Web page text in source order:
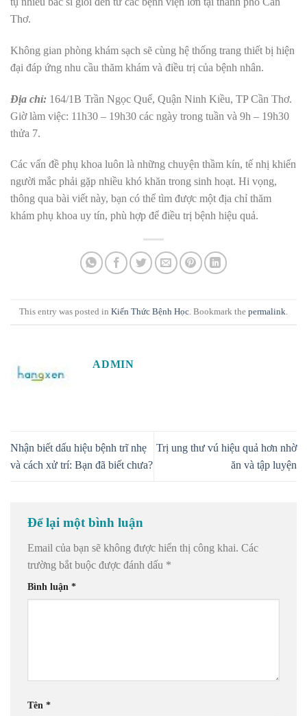
Thơ.
Không gian phòng khám sạch sẽ cùng hệ thống trang thiết bị hiện
đại đáp ứng nhu cầu thăm khám và điều trị của bệnh nhân.
Địa chỉ: 164/1B Trần Ngọc Quế, Quận Ninh Kiều, TP Cần Thơ.
Giờ làm việc: 11h30 – 19h30 các ngày trong tuần và 9h – 19h30
thửa 7.
Các vấn đề phụ khoa luôn là những chuyện thầm kín, tế nhị khiến
người mắc phải gặp nhiều khó khăn trong sinh hoạt. Hi vọng,
thông qua bài viết này, bạn có thể tìm được một địa chỉ thăm
khám phụ khoa uy tín, phù hợp để điều trị bệnh hiệu quả.
This entry was posted in Kiến Thức Bệnh Học. Bookmark the permalink.
ADMIN
Nhận biết dấu hiệu bệnh trĩ nhẹ
và cách xử trí: Bạn đã biết chưa?
Trị ung thư vú hiệu quả hơn nhờ
ăn và tập luyện
Để lại một bình luận
Email của bạn sẽ không được hiển thị công khai. Các
trường bắt buộc được đánh dấu *
Bình luận *
Tên *